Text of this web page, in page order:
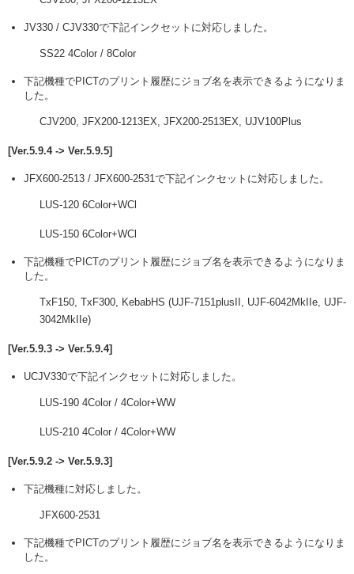
JV330 / CJV330で下記インクセットに対応しました。
SS22 4Color / 8Color
下記機種でPICTのプリント履歴にジョブ名を表示できるようになりま
した。
CJV200, JFX200-1213EX, JFX200-2513EX, UJV100Plus
[Ver.5.9.4 -> Ver.5.9.5]
JFX600-2513 / JFX600-2531で下記インクセットに対応しました。
LUS-120 6Color+WCl
LUS-150 6Color+WCl
下記機種でPICTのプリント履歴にジョブ名を表示できるようになりま
した。
TxF150, TxF300, KebabHS (UJF-7151plusII, UJF-6042MkIIe, UJF-
3042MkIIe)
[Ver.5.9.3 -> Ver.5.9.4]
UCJV330で下記インクセットに対応しました。
LUS-190 4Color / 4Color+WW
LUS-210 4Color / 4Color+WW
[Ver.5.9.2 -> Ver.5.9.3]
下記機種に対応しました。
JFX600-2531
下記機種でPICTのプリント履歴にジョブ名を表示できるようになりま
した。